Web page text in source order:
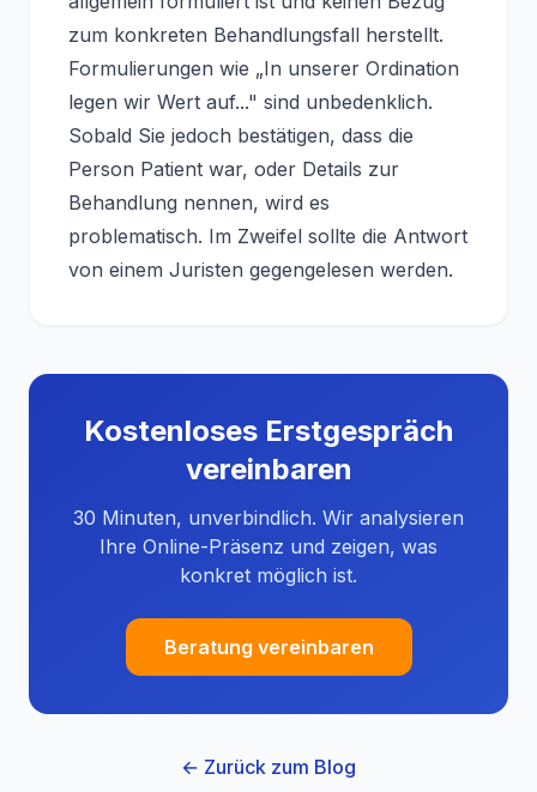
zum konkreten Behandlungsfall herstellt.
Formulierungen wie „In unserer Ordination
legen wir Wert auf..." sind unbedenklich.
Sobald Sie jedoch bestätigen, dass die
Person Patient war, oder Details zur
Behandlung nennen, wird es
problematisch. Im Zweifel sollte die Antwort
von einem Juristen gegengelesen werden.
Kostenloses Erstgespräch
vereinbaren
30 Minuten, unverbindlich. Wir analysieren
Ihre Online-Präsenz und zeigen, was
konkret möglich ist.
Beratung vereinbaren
← Zurück zum Blog